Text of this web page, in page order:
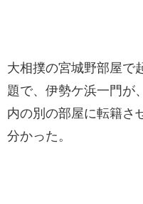
大相撲の宮城野部屋で
題で、伊勢ケ浜一門が
内の別の部屋に転籍さ
分かった。